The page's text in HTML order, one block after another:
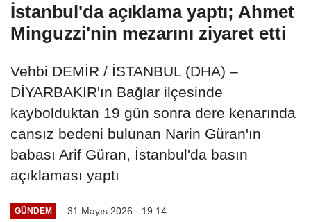
İstanbul'da açıklama yaptı; Ahmet
Minguzzi'nin mezarını ziyaret etti
Vehbi DEMİR / İSTANBUL (DHA) –
DİYARBAKIR'ın Bağlar ilçesinde
kaybolduktan 19 gün sonra dere kenarında
cansız bedeni bulunan Narin Güran'ın
babası Arif Güran, İstanbul'da basın
açıklaması yaptı
GÜNDEM 31 Mayıs 2026 - 19:14